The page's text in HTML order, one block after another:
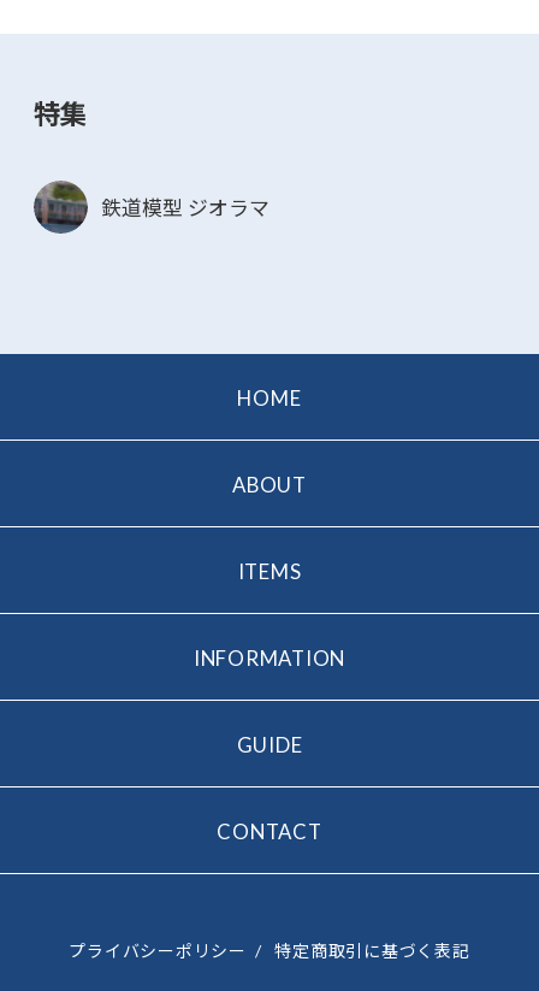
特集
鉄道模型 ジオラマ
HOME
ABOUT
ITEMS
INFORMATION
GUIDE
CONTACT
プライバシーポリシー / 特定商取引に基づく表記